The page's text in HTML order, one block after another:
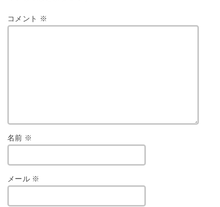
コメント ※
名前 ※
メール ※